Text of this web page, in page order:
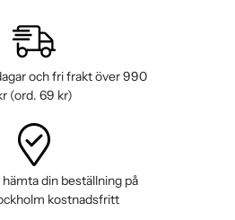
och fri frakt över 990
(ord. 69 kr)
hämta din beställning på
kostnadsfritt